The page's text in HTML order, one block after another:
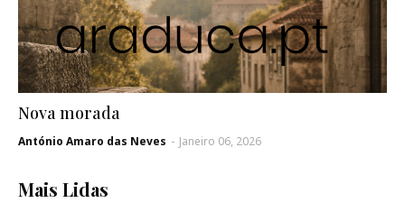
Nova morada
António Amaro das Neves - Janeiro 06, 2026
Mais Lidas